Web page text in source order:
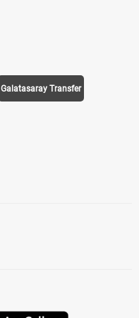
Galatasaray Transfer